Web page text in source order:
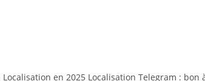
en 2025 Localisation Telegram : bon